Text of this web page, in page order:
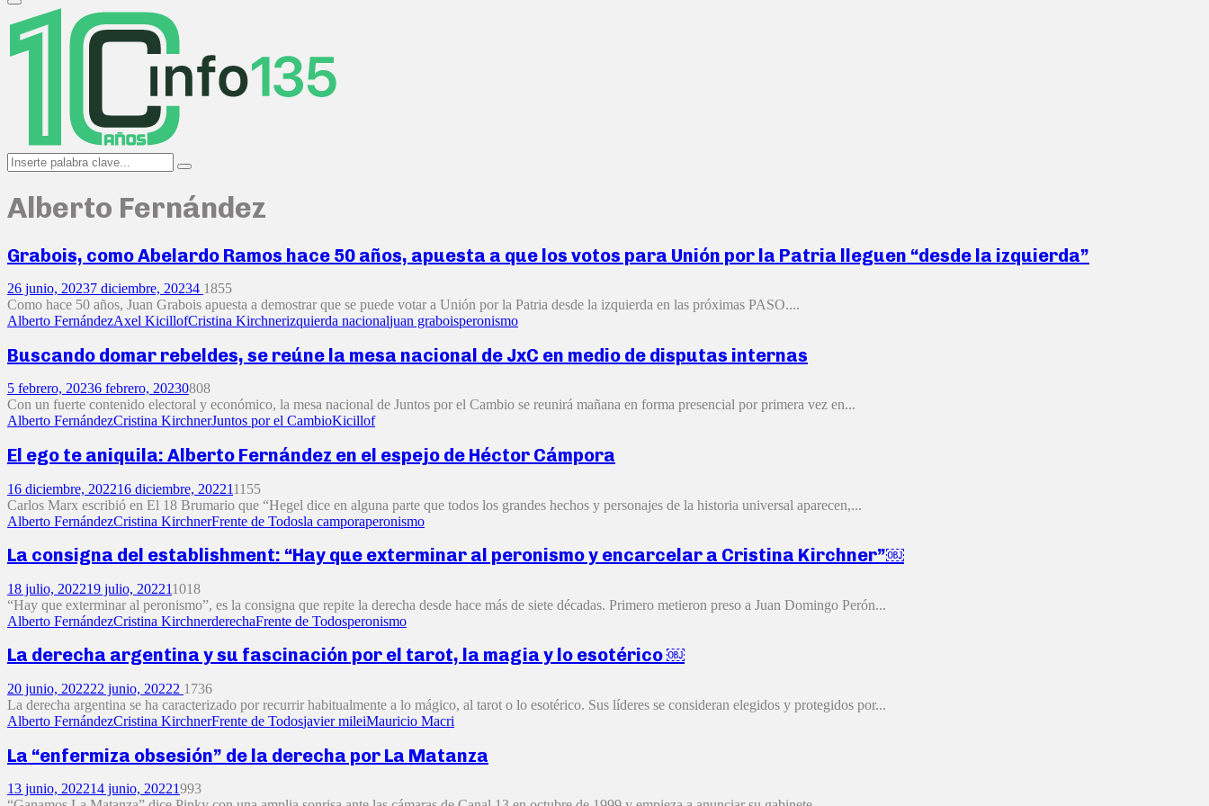
Primary
Menu
Search
for:
Search
Alberto Fernández
Grabois, como Abelardo Ramos hace 50 años, apuesta a que los votos para Unión por la Patria lleguen “desde la izquierda”
26 junio, 20237 diciembre, 20234 1855
Como hace 50 años, Juan Grabois apuesta a demostrar que se puede votar a Unión por la Patria desde la izquierda en las próximas PASO....
Alberto FernándezAxel KicillofCristina Kirchnerizquierda nacionaljuan graboisperonismo
Buscando domar rebeldes, se reúne la mesa nacional de JxC en medio de disputas internas
5 febrero, 20236 febrero, 20230808
Con un fuerte contenido electoral y económico, la mesa nacional de Juntos por el Cambio se reunirá mañana en forma presencial por primera vez en...
Alberto FernándezCristina KirchnerJuntos por el CambioKicillof
El ego te aniquila: Alberto Fernández en el espejo de Héctor Cámpora
16 diciembre, 202216 diciembre, 202211155
Carlos Marx escribió en El 18 Brumario que “Hegel dice en alguna parte que todos los grandes hechos y personajes de la historia universal aparecen,...
Alberto FernándezCristina KirchnerFrente de Todosla camporaperonismo
La consigna del establishment: “Hay que exterminar al peronismo y encarcelar a Cristina Kirchner”￼
18 julio, 202219 julio, 202211018
“Hay que exterminar al peronismo”, es la consigna que repite la derecha desde hace más de siete décadas. Primero metieron preso a Juan Domingo Perón...
Alberto FernándezCristina KirchnerderechaFrente de Todosperonismo
La derecha argentina y su fascinación por el tarot, la magia y lo esotérico ￼
20 junio, 202222 junio, 20222 1736
La derecha argentina se ha caracterizado por recurrir habitualmente a lo mágico, al tarot o lo esotérico. Sus líderes se consideran elegidos y protegidos por...
Alberto FernándezCristina KirchnerFrente de Todosjavier mileiMauricio Macri
La “enfermiza obsesión” de la derecha por La Matanza
13 junio, 202214 junio, 20221993